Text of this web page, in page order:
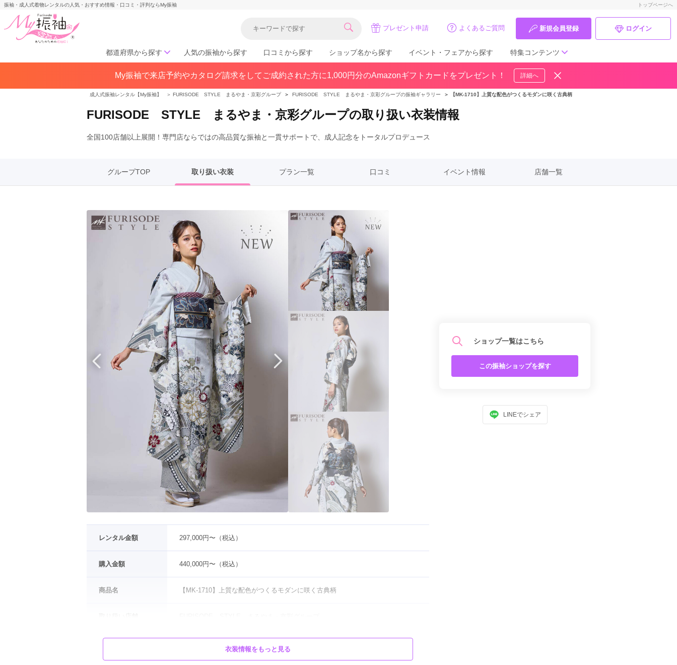
振袖・成人式着物レンタルの人気・おすすめ情報・口コミ・評判ならMy振袖 トップページへ
プレゼント申請 よくあるご質問 新規会員登録 ログイン
都道府県から探す
北海道／東北
北海道(141) 青森県(41)
岩手県(30)
福島県(60)
関東
東京都(383)
千葉県(183)
茨城県(93)
群馬県(57) 栃木県(54)
岐阜県(85)
三重県(76)
長野県(80)
新潟県(65)
関西
大阪府(307)
兵庫県(195)
滋賀県(55)
奈良県(52)
岡山県(69)
鳥取県(29)
山口県(60)
香川県(44) 徳島県(23)
愛媛県(51)
熊本県(67)
大分県(36)
宮崎県(41)
鹿児島県(31)
沖縄県(40)
人気の振袖から探す 口コミから探す ショップ名から探す イベント・フェアから探す 特集コンテンツ
振袖ブランド特集
My振袖で来店予約やカタログ請求をしてご成約された方に1,000円分のAmazonギフトカードをプレゼント！ 詳細へ
成人式振袖レンタル【My振袖】 ＞ FURISODE STYLE まるやま・京彩グループ ＞ FURISODE STYLE まるやま・京彩グループの振袖ギャラリー ＞ 【MK-1710】上質な配色がつくるモダンに咲く古典柄
FURISODE STYLE まるやま・京彩グループの取り扱い衣装情報
全国100店舗以上展開！専門店ならではの高品質な振袖と一貫サポートで、成人記念をトータルプロデュース
グループTOP 取り扱い衣装 プラン一覧 口コミ イベント情報 店舗一覧
レンタル金額 297,000円〜（税込）
購入金額 440,000円〜（税込）
商品名 【MK-1710】上質な配色がつくるモダンに咲く古典柄
衣装情報をもっと見る
ショップ一覧はこちら
この振袖ショップを探す
LINEでシェア